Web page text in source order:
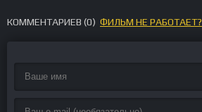
КОММЕНТАРИЕВ (0) ФИЛЬМ НЕ РАБОТАЕТ?